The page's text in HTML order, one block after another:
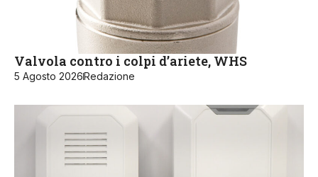
Valvola contro i colpi d’ariete, WHS
5 Agosto 2026Redazione